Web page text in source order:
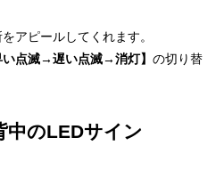
アピールしてくれます。
い点滅→遅い点滅→消灯】 の切り替
のLEDサイン